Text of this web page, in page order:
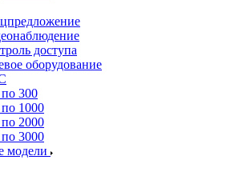
доступа
оборудование
300
1000
2000
3000
модели